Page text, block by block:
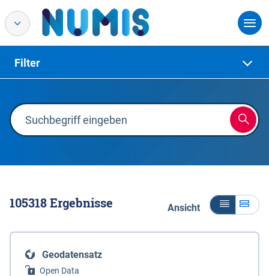
Filter
105318Ergebnisse Ansicht
Geodatensatz
Open Data